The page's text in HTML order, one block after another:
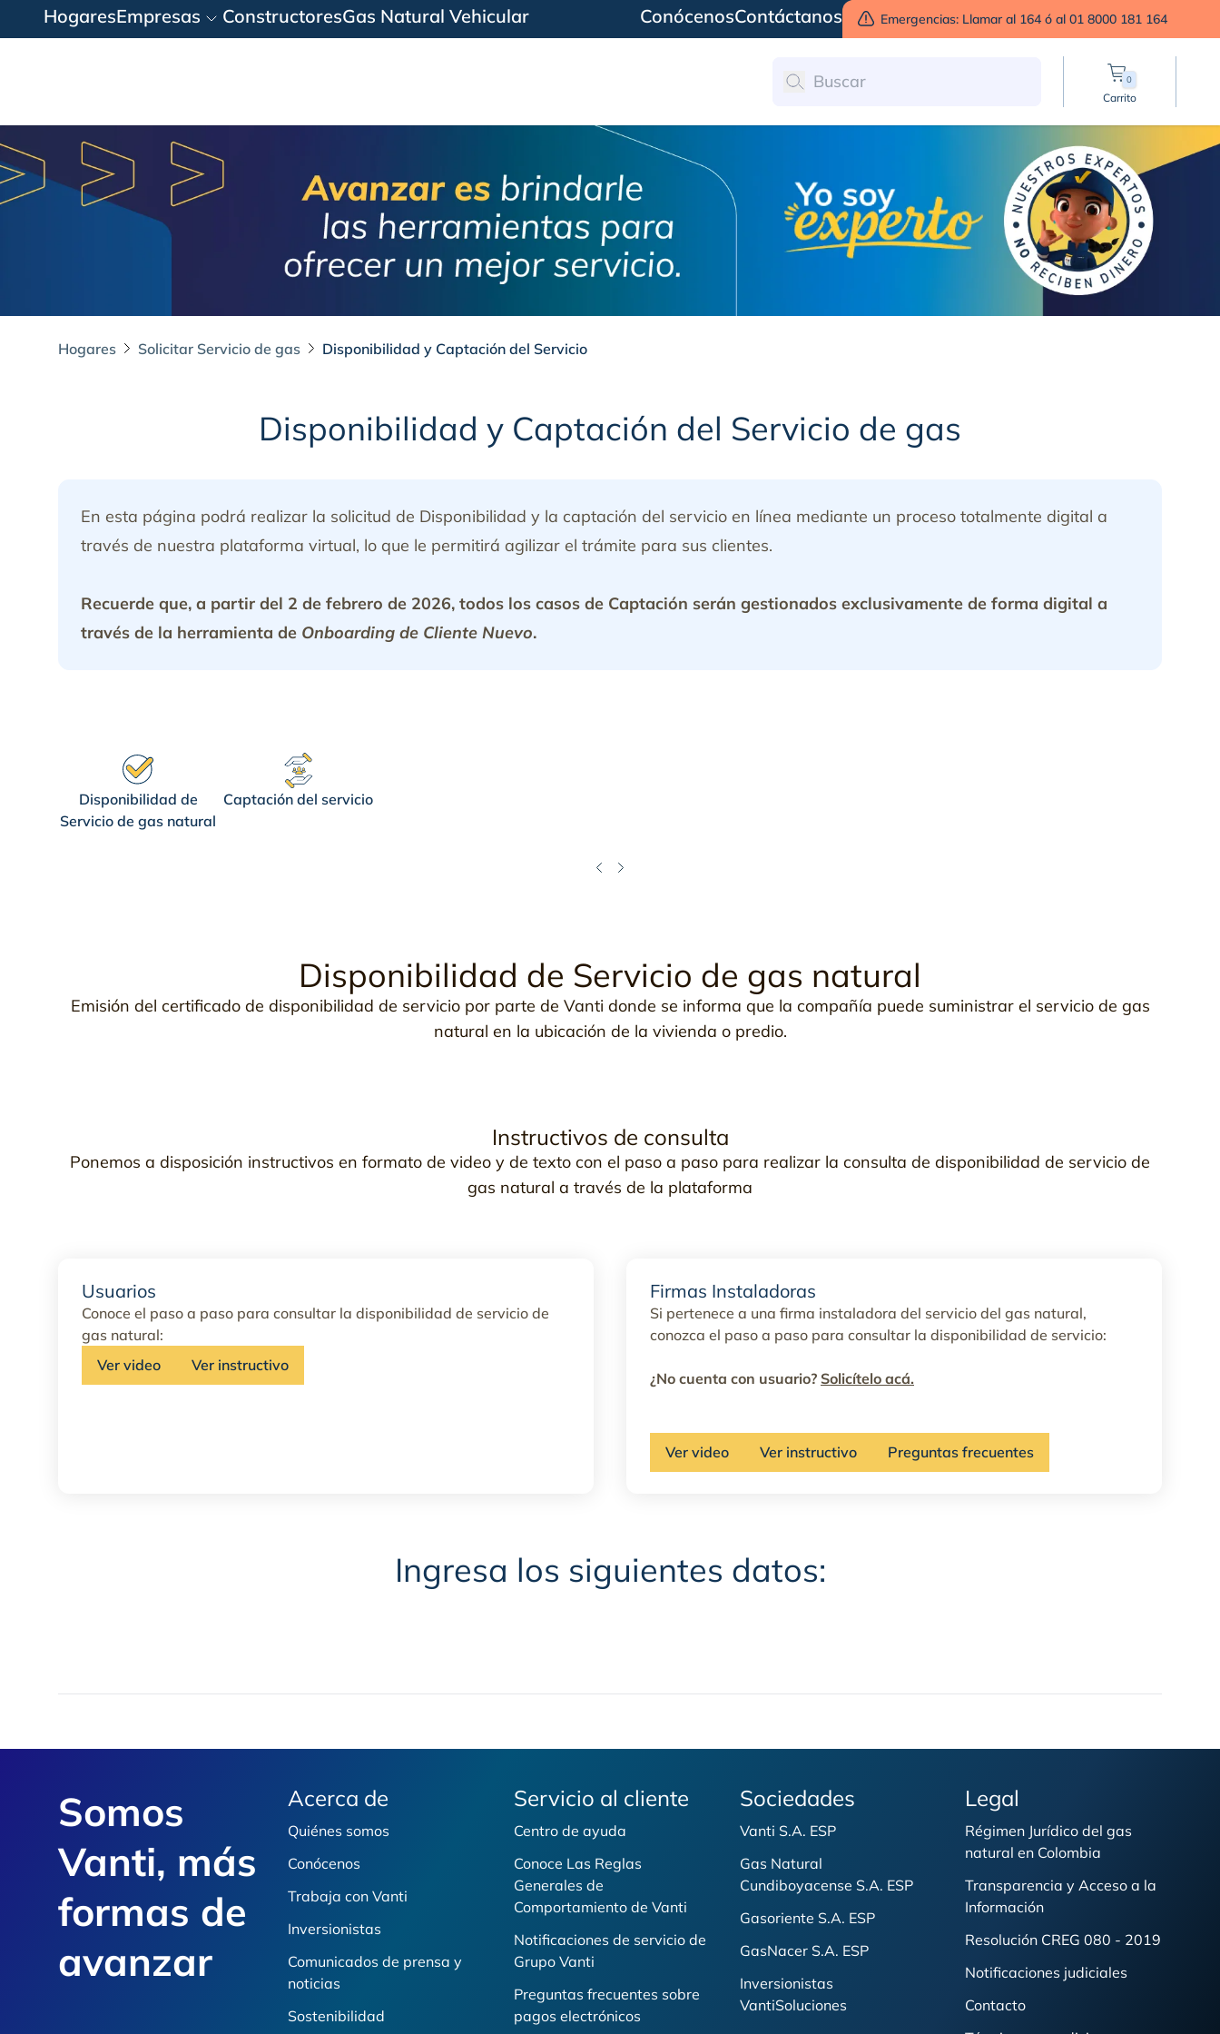
HogaresEmpresas ConstructoresGas Natural Vehicular ConócenosContáctanos Emergencias: Llamar al 164 ó al 01 8000 181 164
0
Carrito
Hogares Solicitar Servicio de gas Disponibilidad y Captación del Servicio
Disponibilidad y Captación del Servicio
Disponibilidad y Captación del Servicio de gas
En esta página podrá realizar la solicitud de Disponibilidad y la captación del servicio en línea mediante un proceso totalmente digital a
través de nuestra plataforma virtual, lo que le permitirá agilizar el trámite para sus clientes.
Recuerde que, a partir del 2 de febrero de 2026, todos los casos de Captación serán gestionados exclusivamente de forma digital a
través de la herramienta de Onboarding de Cliente Nuevo.
Disponibilidad de
Servicio de gas natural
Captación del servicio
Disponibilidad de Servicio de gas natural
Emisión del certificado de disponibilidad de servicio por parte de Vanti donde se informa que la compañía puede suministrar el servicio de gas
natural en la ubicación de la vivienda o predio.
Instructivos de consulta
Ponemos a disposición instructivos en formato de video y de texto con el paso a paso para realizar la consulta de disponibilidad de servicio de
gas natural a través de la plataforma
Usuarios
Conoce el paso a paso para consultar la disponibilidad de servicio de
gas natural:
Ver video
Ver instructivo
Firmas Instaladoras
Si pertenece a una firma instaladora del servicio del gas natural,
conozca el paso a paso para consultar la disponibilidad de servicio:
¿No cuenta con usuario? Solicítelo acá.
Ver video Ver instructivo Preguntas frecuentes
Ingresa los siguientes datos:
Somos
Vanti, más
formas de
avanzar
Acerca de
Quiénes somos
Conócenos
Trabaja con Vanti
Inversionistas
Comunicados de prensa y
noticias
Sostenibilidad
Servicio al cliente
Centro de ayuda
Conoce Las Reglas
Generales de
Comportamiento de Vanti
Notificaciones de servicio de
Grupo Vanti
Preguntas frecuentes sobre
pagos electrónicos
Sociedades
Vanti S.A. ESP
Gas Natural
Cundiboyacense S.A. ESP
Gasoriente S.A. ESP
GasNacer S.A. ESP
Inversionistas
VantiSoluciones
Legal
Régimen Jurídico del gas
natural en Colombia
Transparencia y Acceso a la
Información
Resolución CREG 080 - 2019
Notificaciones judiciales
Contacto